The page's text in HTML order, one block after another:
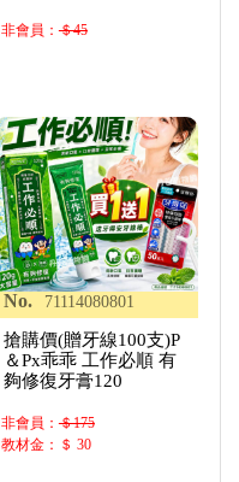
非會員：＄45
No. 71114080801
搶購價(贈牙線100支)P
＆Px乖乖 工作必順 有
夠修復牙膏120
非會員：＄175
教材金：＄ 30